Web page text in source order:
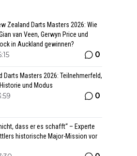
Zealand Darts Masters 2026: Wie
van Veen, Gerwyn Price und
in Auckland gewinnen?
0
Darts Masters 2026: Teilnehmerfeld,
und Modus
0
dass er es schafft“ – Experte
historische Major-Mission vor